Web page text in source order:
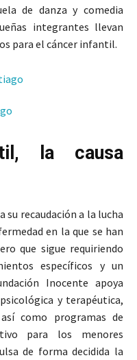
de danza y comedia
integrantes llevan
para el cáncer infantil.
la causa
su recaudación a la lucha
en la que se han
que sigue requiriendo
específicos y un
Inocente apoya
y terapéutica,
como programas de
para los menores
de forma decidida la